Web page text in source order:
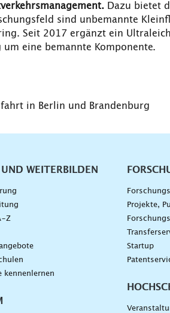
Dazu bietet
sind unbemannte
Seit 2017 ergänzt ein
eine bemannte Komponente.
in Berlin und Brandenburg
WEITERBILDEN
kennenlernen
Projekte,
Startup